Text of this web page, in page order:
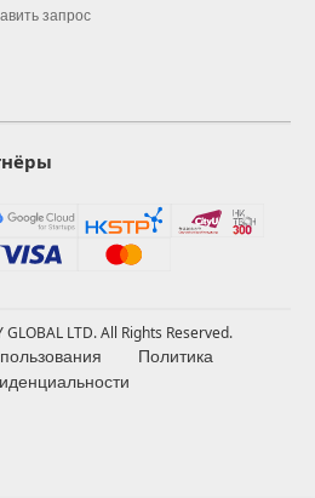
запрос
LTD. All Rights Reserved.
Политика